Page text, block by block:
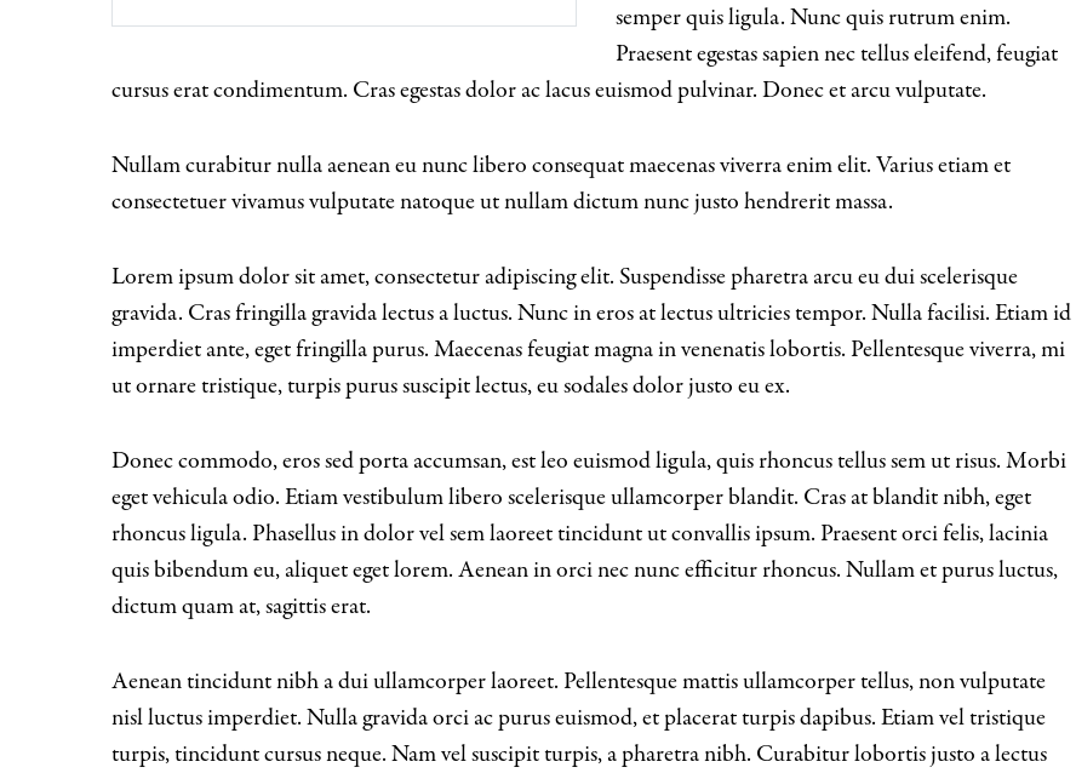
semper quis ligula. Nunc quis rutrum enim.
Praesent egestas sapien nec tellus eleifend, feugiat
cursus erat condimentum. Cras egestas dolor ac lacus euismod pulvinar. Donec et arcu vulputate.
Nullam curabitur nulla aenean eu nunc libero consequat maecenas viverra enim elit. Varius etiam et
consectetuer vivamus vulputate natoque ut nullam dictum nunc justo hendrerit massa.
Lorem ipsum dolor sit amet, consectetur adipiscing elit. Suspendisse pharetra arcu eu dui scelerisque
gravida. Cras fringilla gravida lectus a luctus. Nunc in eros at lectus ultricies tempor. Nulla facilisi. Etiam id
imperdiet ante, eget fringilla purus. Maecenas feugiat magna in venenatis lobortis. Pellentesque viverra, mi
ut ornare tristique, turpis purus suscipit lectus, eu sodales dolor justo eu ex.
Donec commodo, eros sed porta accumsan, est leo euismod ligula, quis rhoncus tellus sem ut risus. Morbi
eget vehicula odio. Etiam vestibulum libero scelerisque ullamcorper blandit. Cras at blandit nibh, eget
rhoncus ligula. Phasellus in dolor vel sem laoreet tincidunt ut convallis ipsum. Praesent orci felis, lacinia
quis bibendum eu, aliquet eget lorem. Aenean in orci nec nunc efficitur rhoncus. Nullam et purus luctus,
dictum quam at, sagittis erat.
Aenean tincidunt nibh a dui ullamcorper laoreet. Pellentesque mattis ullamcorper tellus, non vulputate
nisl luctus imperdiet. Nulla gravida orci ac purus euismod, et placerat turpis dapibus. Etiam vel tristique
turpis, tincidunt cursus neque. Nam vel suscipit turpis, a pharetra nibh. Curabitur lobortis justo a lectus